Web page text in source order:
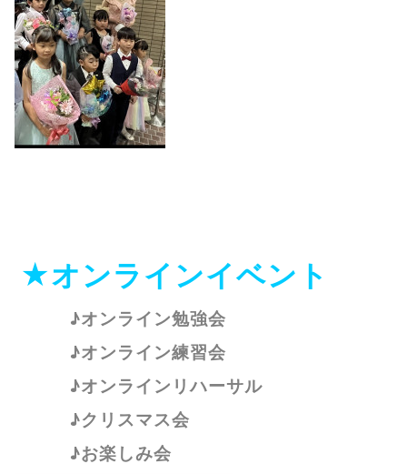
★オンラインイベント
♪オンライン勉強会
♪オンライン練習会
♪オンラインリハーサル
♪クリスマス会
♪お楽しみ会